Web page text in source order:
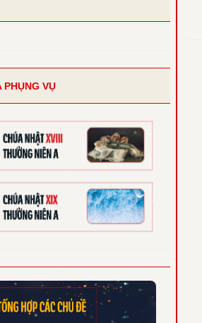
PHỤNG VỤ